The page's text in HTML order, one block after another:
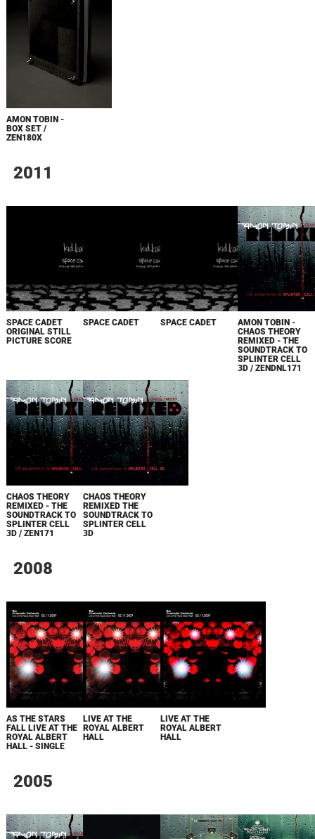
AMON TOBIN -
BOX SET /
ZEN180X
2011
SPACE CADET
ORIGINAL STILL
PICTURE SCORE
SPACE CADET SPACE CADET
AMON TOBIN -
CHAOS THEORY
REMIXED - THE
SOUNDTRACK TO
SPLINTER CELL
3D / ZENDNL171
CHAOS THEORY
REMIXED - THE
SOUNDTRACK TO
SPLINTER CELL
3D / ZEN171
CHAOS THEORY
REMIXED THE
SOUNDTRACK TO
SPLINTER CELL
3D
2008
AS THE STARS
FALL LIVE AT THE
ROYAL ALBERT
HALL - SINGLE
LIVE AT THE
ROYAL ALBERT
HALL
LIVE AT THE
ROYAL ALBERT
HALL
2005